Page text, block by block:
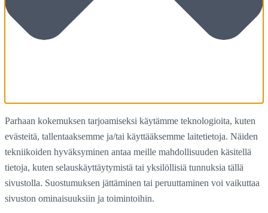
Parhaan kokemuksen tarjoamiseksi käytämme teknologioita, kuten
evästeitä, tallentaaksemme ja/tai käyttääksemme laitetietoja. Näiden
tekniikoiden hyväksyminen antaa meille mahdollisuuden käsitellä
tietoja, kuten selauskäyttäytymistä tai yksilöllisiä tunnuksia tällä
sivustolla. Suostumuksen jättäminen tai peruuttaminen voi vaikuttaa
sivuston ominaisuuksiin ja toimintoihin.